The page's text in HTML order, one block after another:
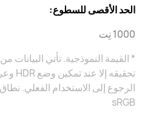
الحد الأقصى للسطوع:
1000 نِت
* القيمة النموذجية. تأتي
sRGB